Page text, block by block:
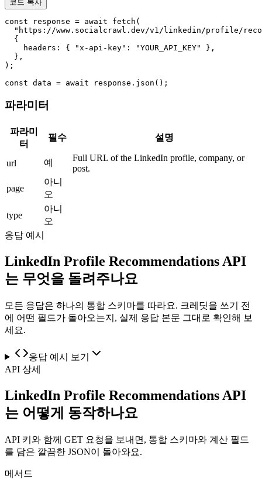
코드 복사
const response = await fetch(
"https://www.socialcrawl.dev/v1/linkedin/profile/
  {
    headers: { "x-api-key": "YOUR_API_KEY" },
  },
);
const data = await response.json();
파라미터
파라미
터
필수 설명
url 예
Full URL of the LinkedIn profile, company, or
post.
page
아니
오
type
아니
오
응답 예시
LinkedIn Profile Recommendations API
는 무엇을 돌려주나요
모든 응답은 하나의 통합 스키마를 따라요. 크레딧을 쓰기 전
에 어떤 필드가 돌아오는지, 실제 응답 본문 그대로 확인해 보
세요.
응답 예시 보기
API 상세
LinkedIn Profile Recommendations API
는 어떻게 동작하나요
API 키와 함께 GET 요청을 보내면, 통합 스키마와 계산 필드
를 담은 깔끔한 JSON이 돌아와요.
메서드